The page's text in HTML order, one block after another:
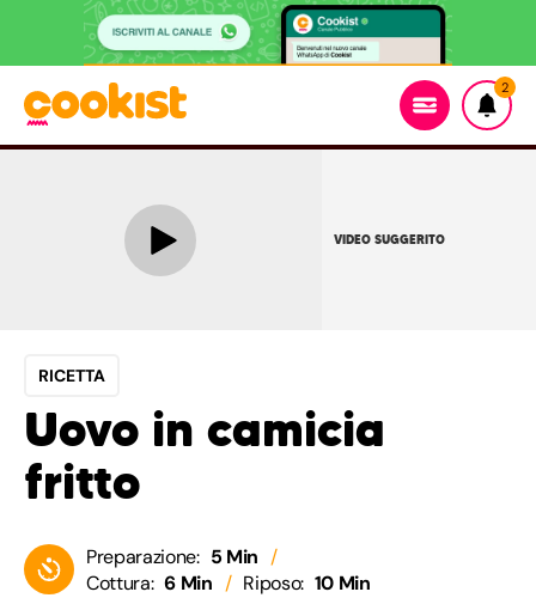
2
VIDEO SUGGERITO
RICETTA
Uovo in camicia
fritto
Preparazione: 5 Min
Cottura: 6 Min Riposo: 10 Min